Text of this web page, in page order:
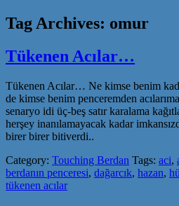
Tag Archives: omur
Tükenen Acılar…
Tükenen Acılar… Ne kimse benim
de kimse benim penceremden
senaryo idi üç-beş satır karalama
herşey inanılamayacak kadar
birer birer bitiverdi..
Category: Touching Berdan Tags: aci,
berdanın penceresi, dağarcık, hazan,
tükenen acılar